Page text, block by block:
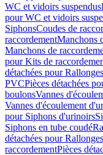
WC et vidoirs suspendus
pour WC et vidoirs
SiphonsCoudes de
raccordementManchons
Manchons de
pour Kits de
détachées pour
PVCPièces détachées
boulonsVannes
Vannes d'écoulement
pour Siphons d'urinoirs
Siphons en tube coudé
détachées pour
raccordementPièces